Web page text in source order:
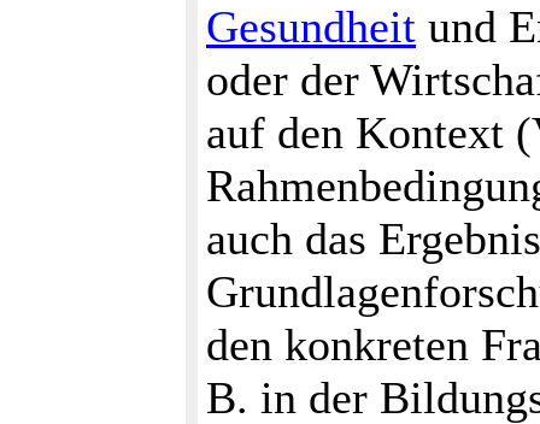
Gesundheit und
oder der
auf den Kontext
auch das
den konkreten
B. in der